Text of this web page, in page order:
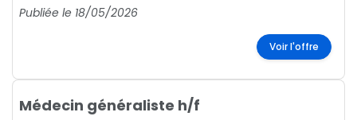
Publiée le 18/05/2026
Voir l'offre
Médecin généraliste h/f